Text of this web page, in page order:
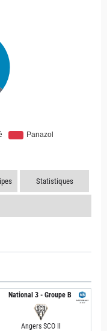
Statistiques
National 3 - Groupe B
Angers SCO II